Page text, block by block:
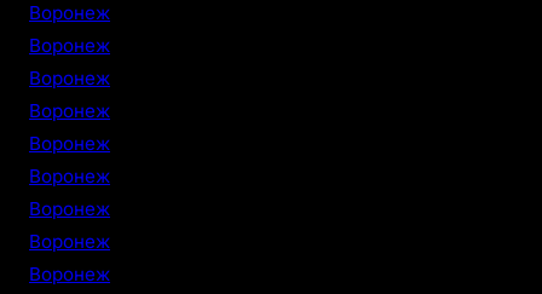
Воронеж
Воронеж
Воронеж
Воронеж
Воронеж
Воронеж
Воронеж
Воронеж
Воронеж